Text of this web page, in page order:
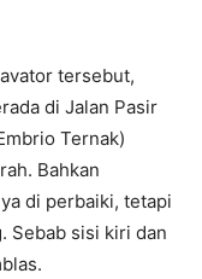
tersebut,
di Jalan Pasir
Ternak)
Bahkan
di perbaiki, tetapi
Sebab sisi kiri dan